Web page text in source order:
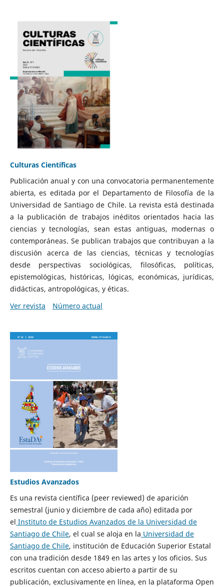
Culturas Científicas
Publicación anual y con una convocatoria permanentemente
abierta, es editada por el Departamento de Filosofía de la
Universidad de Santiago de Chile. La revista está destinada
a la publicación de trabajos inéditos orientados hacia las
ciencias y tecnologías, sean estas antiguas, modernas o
contemporáneas. Se publican trabajos que contribuyan a la
discusión acerca de las ciencias, técnicas y tecnologías
desde perspectivas sociológicas, filosóficas, políticas,
epistemológicas, históricas, lógicas, económicas, jurídicas,
didácticas, antropológicas, y éticas.
Ver revista
Número actual
Estudios Avanzados
Es una revista científica (peer reviewed) de aparición
semestral (junio y diciembre de cada año) editada por
el Instituto de Estudios Avanzados de la Universidad de
Santiago de Chile, el cual se aloja en la Universidad de
Santiago de Chile, institución de Educación Superior Estatal
con una tradición desde 1849 en las artes y los oficios. Sus
escritos cuentan con acceso abierto a partir de su
publicación, exclusivamente en línea, en la plataforma Open